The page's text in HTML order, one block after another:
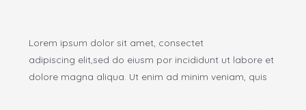
Lorem ipsum dolor sit amet, consectet
adipiscing elit,sed do eiusm por incididunt ut labore et
dolore magna aliqua. Ut enim ad minim veniam, quis